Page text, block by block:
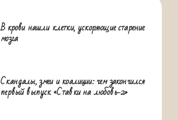
В крови нашли клетки, ускоряющие старение
мозга
Скандалы, змеи и коалиции: чем закончился
первый выпуск «Ставки на любовь-2»